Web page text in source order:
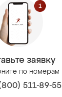
заявку
по номерам
511-89-55